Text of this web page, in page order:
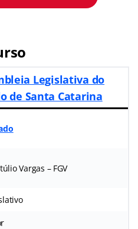
Legislativa do
de Santa Catarina
Vargas – FGV